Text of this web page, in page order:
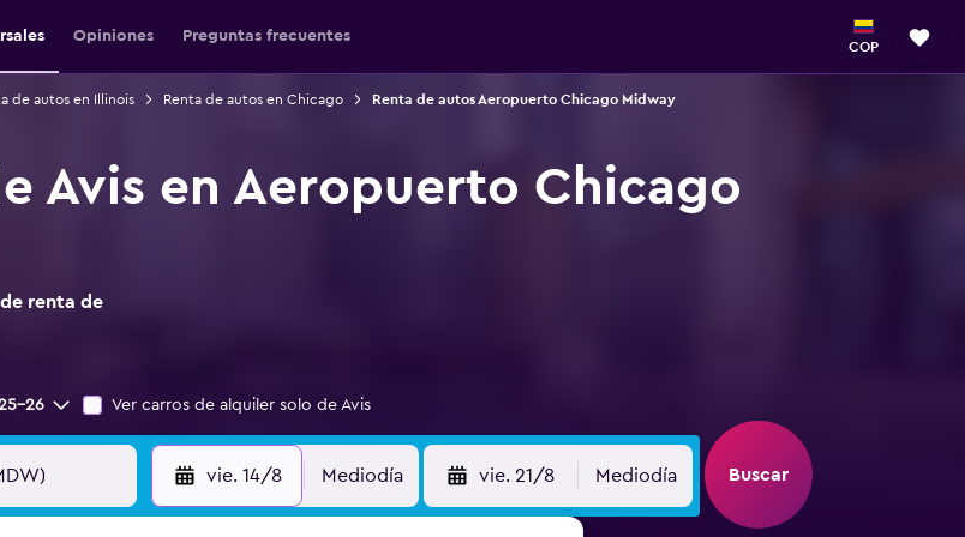
Opiniones Preguntas frecuentes
COP
de autos en Illinois Renta de autos en Chicago Renta de autos Aeropuerto Chicago Midway
Avis en Aeropuerto Chicago
renta de
26 Ver carros de alquiler solo de Avis
vie. 14/8 Mediodía vie. 21/8 Mediodía Buscar